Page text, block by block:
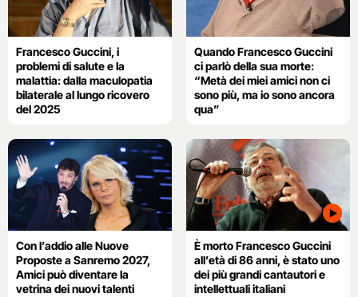
Francesco Guccini, i
problemi di salute e la
malattia: dalla maculopatia
bilaterale al lungo ricovero
del 2025
Quando Francesco Guccini
ci parlò della sua morte:
“Metà dei miei amici non ci
sono più, ma io sono ancora
qua”
Con l’addio alle Nuove
Proposte a Sanremo 2027,
Amici può diventare la
vetrina dei nuovi talenti
È morto Francesco Guccini
all’età di 86 anni, è stato uno
dei più grandi cantautori e
intellettuali italiani